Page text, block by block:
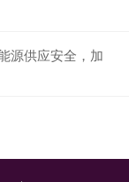
源供应安全，加